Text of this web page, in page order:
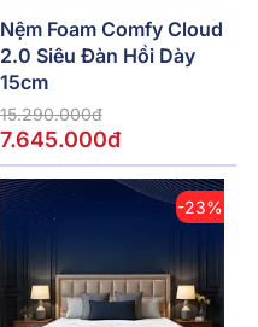
Nệm Foam Comfy Cloud
2.0 Siêu Đàn Hồi Dày
15cm
15.290.000đ
7.645.000đ
-23%